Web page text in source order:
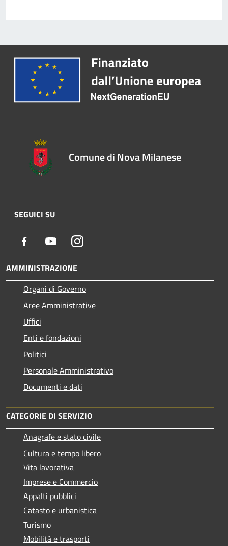
Comune di Nova Milanese
SEGUICI SU
Facebook YoutubeInstagram
AMMINISTRAZIONE
Organi di Governo
Aree Amministrative
Uffici
Enti e fondazioni
Politici
Personale Amministrativo
Documenti e dati
CATEGORIE DI SERVIZIO
Anagrafe e stato civile
Cultura e tempo libero
Vita lavorativa
Imprese e Commercio
Appalti pubblici
Catasto e urbanistica
Turismo
Mobilità e trasporti